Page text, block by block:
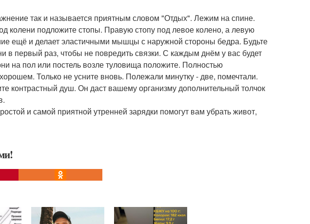
так и называется приятным словом "Отдых". Лежим на спине.
колени подложите стопы. Правую стопу под левое колено, а левую
ещё и делает эластичными мышцы с наружной стороны бедра. Будьте
в первый раз, чтобы не повредить связки. С каждым днём у вас будет
на пол или постель возле туловища положите. Полностью
Только не усните вновь. Полежали минутку - две, помечтали.
контрастный душ. Он даст вашему организму дополнительный толчок
и самой приятной утренней зарядки помогут вам убрать живот,